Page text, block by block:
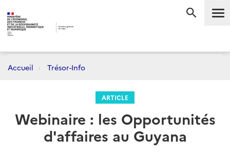
Accueil Trésor-Info
ARTICLE
Webinaire : les Opportunités
d'affaires au Guyana